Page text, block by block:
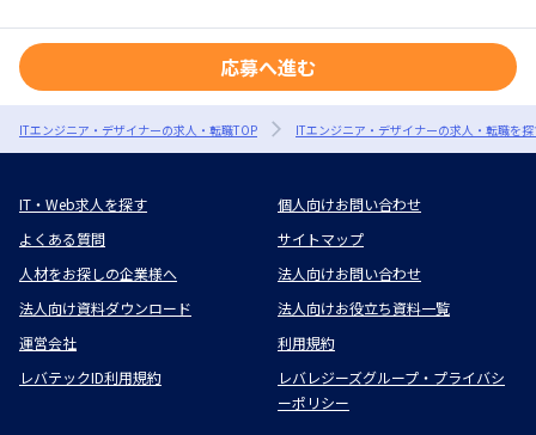
応募へ進む
ITエンジニア・デザイナーの求人・転職TOP ITエンジニア・デザイナーの求人・転職を
IT・Web求人を探す
個人向けお問い合わせ
よくある質問
サイトマップ
人材をお探しの企業様へ
法人向けお問い合わせ
法人向け資料ダウンロード
法人向けお役立ち資料一覧
運営会社
利用規約
レバテックID利用規約
レバレジーズグループ・プライバシ
ーポリシー